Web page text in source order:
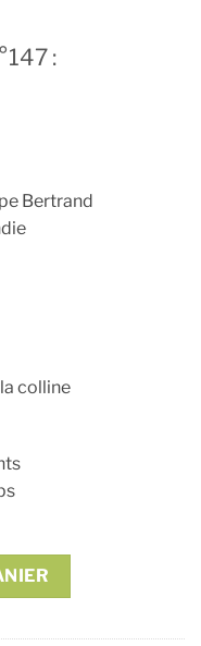
:
Bertrand
colline